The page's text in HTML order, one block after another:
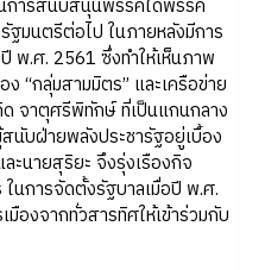
การสนับสนุนพรรคใดพรรค
ฐมนตรีต่อไป ในภายหลังมีการ
พ.ศ. 2561 ซึ่งทำให้เห็นภาพ
“กลุ่มสามมิตร” และเครือข่าย
จาตุศรีพิทักษ์ ที่เป็นแกนกลาง
นับฝ่ายพลังประชารัฐอยู่เบื้อง
ะนายสุริยะ จึงรุ่งเรืองกิจ
การจัดตั้งรัฐบาลเมื่อปี พ.ศ.
องจากทั่วสารทิศให้เข้าร่วมกับ